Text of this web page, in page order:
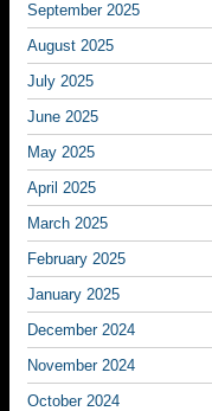
September 2025
August 2025
July 2025
June 2025
May 2025
April 2025
March 2025
February 2025
January 2025
December 2024
November 2024
October 2024